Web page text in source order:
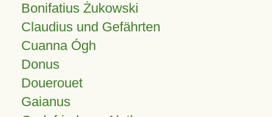
Bonifatius Żukowski
Claudius und Gefährten
Cuanna Ógh
Donus
Douerouet
Gaianus